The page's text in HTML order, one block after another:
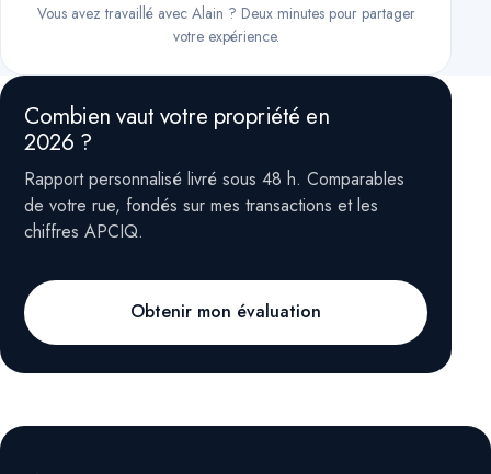
Vous avez travaillé avec Alain ? Deux minutes pour partager
votre expérience.
Combien vaut votre propriété en
2026 ?
Rapport personnalisé livré sous 48 h. Comparables
de votre rue, fondés sur mes transactions et les
chiffres APCIQ.
Obtenir mon évaluation